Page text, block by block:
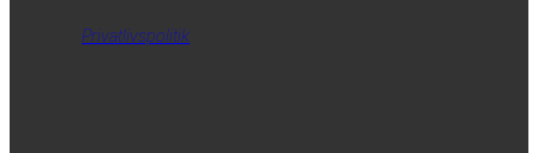
Privatlivspolitik